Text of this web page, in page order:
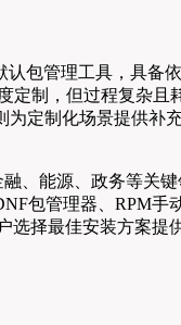
包管理工具，具备
定制，但过程复杂且
定制化场景提供补
、能源、政务等关
包管理器、RPM手
择最佳安装方案提